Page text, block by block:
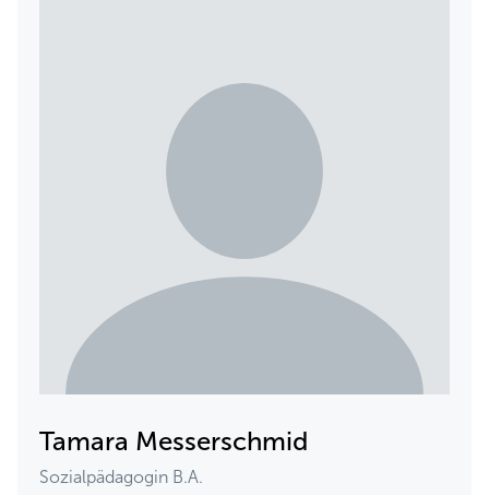
Tamara Messerschmid
Sozialpädagogin B.A.